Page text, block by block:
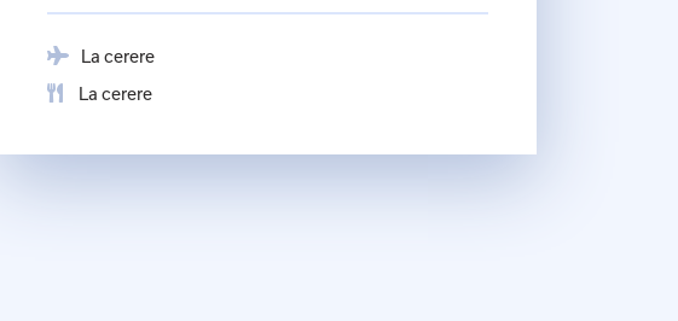
La cerere
La cerere